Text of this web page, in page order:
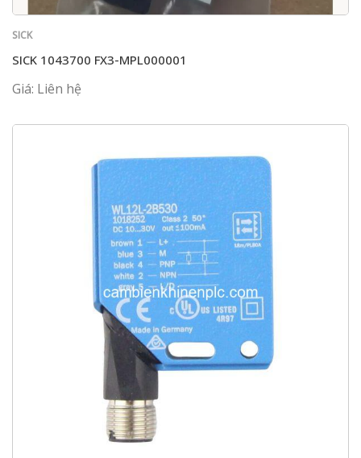
SICK
SICK 1043700 FX3-MPL000001
Giá: Liên hệ